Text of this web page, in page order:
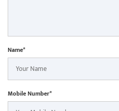
Name*
Mobile Number*